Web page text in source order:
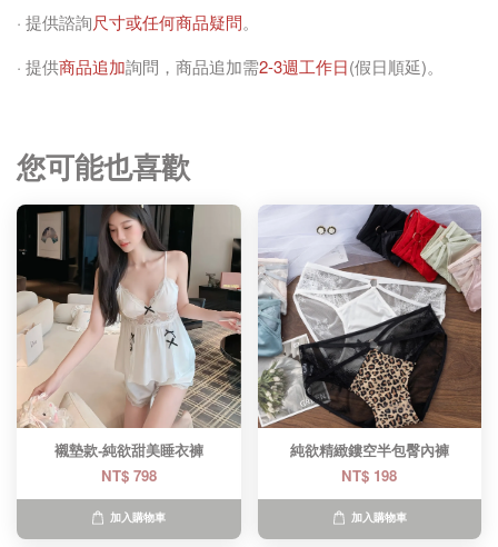
· 提供諮詢尺寸或任何商品疑問。
· 提供商品追加詢問，商品追加需2-3週工作日(假日順延)。
您可能也喜歡
襯墊款-純欲甜美睡衣褲
NT$ 798
加入購物車
純欲精緻鏤空半包臀內褲
NT$ 198
加入購物車